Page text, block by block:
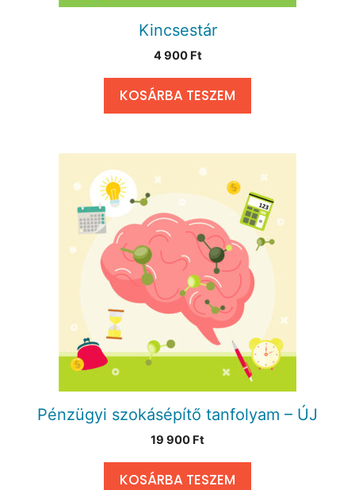
Kincsestár
4 900 Ft
KOSÁRBA TESZEM
Pénzügyi szokásépítő tanfolyam – ÚJ
19 900 Ft
KOSÁRBA TESZEM